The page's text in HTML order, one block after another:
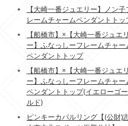
【大崎一番ジュエリー】ノン子
レームチャームペンダントトッ
【船橋市】×【大崎一番ジュエリ
ー】ふなっしーフレームチャー
ペンダントトップ
【船橋市】×【大崎一番ジュエリ
ー】ふなっしーフレームチャー
ペンダントトップ(イエローゴー
ルド)
ピンキーカパルリング【(公財)